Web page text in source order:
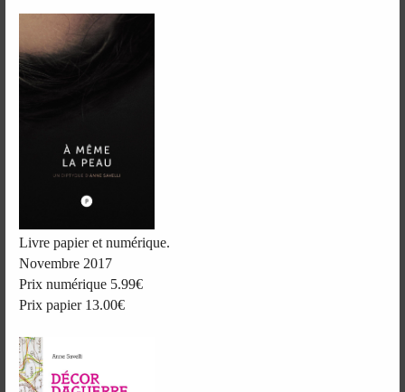
Livre papier et numérique.
Novembre 2017
Prix numérique 5.99€
Prix papier 13.00€